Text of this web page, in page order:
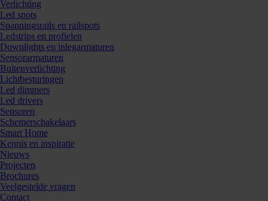
Verlichting
Led spots
Spanningsrails en railspots
Ledstrips en profielen
Downlights en inlegarmaturen
Sensorarmaturen
Buitenverlichting
Lichtbesturingen
Led dimmers
Led drivers
Sensoren
Schemerschakelaars
Smart Home
Kennis en inspiratie
Nieuws
Projecten
Brochures
Veelgestelde vragen
Contact